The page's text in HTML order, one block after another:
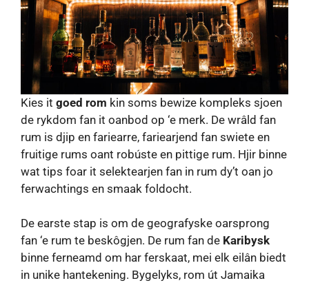
Kies it goed rom kin soms bewize kompleks sjoen
de rykdom fan it oanbod op ‘e merk. De wrâld fan
rum is djip en fariearre, fariearjend fan swiete en
fruitige rums oant robúste en pittige rum. Hjir binne
wat tips foar it selektearjen fan in rum dy’t oan jo
ferwachtings en smaak foldocht.
De earste stap is om de geografyske oarsprong
fan ‘e rum te beskôgjen. De rum fan de Karibysk
binne ferneamd om har ferskaat, mei elk eilân biedt
in unike hantekening. Bygelyks, rom út Jamaika